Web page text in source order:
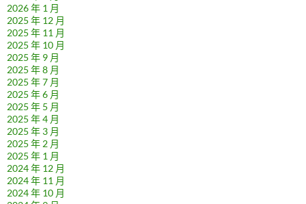
2026 年 1 月
2025 年 12 月
2025 年 11 月
2025 年 10 月
2025 年 9 月
2025 年 8 月
2025 年 7 月
2025 年 6 月
2025 年 5 月
2025 年 4 月
2025 年 3 月
2025 年 2 月
2025 年 1 月
2024 年 12 月
2024 年 11 月
2024 年 10 月